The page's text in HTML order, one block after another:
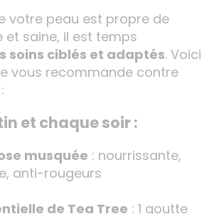
votre peau est propre de
saine, il est temps
soins ciblés et adaptés. Voici
vous recommande contre
et chaque soir :
musquée : nourrissante,
anti-rougeurs
de Tea Tree : 1 goutte